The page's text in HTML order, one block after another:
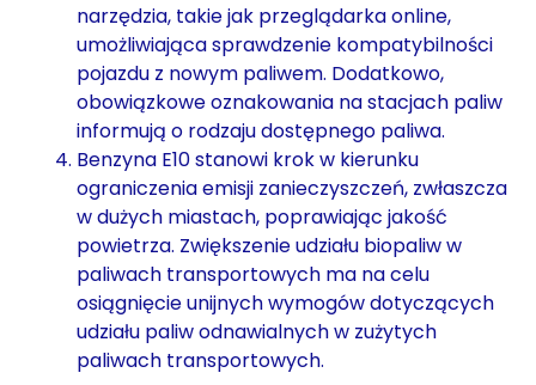
narzędzia, takie jak przeglądarka online,
umożliwiająca sprawdzenie kompatybilności
pojazdu z nowym paliwem. Dodatkowo,
obowiązkowe oznakowania na stacjach paliw
informują o rodzaju dostępnego paliwa.
Benzyna E10 stanowi krok w kierunku
ograniczenia emisji zanieczyszczeń, zwłaszcza
w dużych miastach, poprawiając jakość
powietrza. Zwiększenie udziału biopaliw w
paliwach transportowych ma na celu
osiągnięcie unijnych wymogów dotyczących
udziału paliw odnawialnych w zużytych
paliwach transportowych.